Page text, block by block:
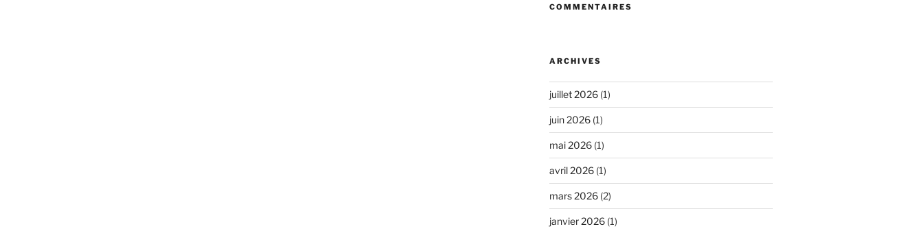
COMMENTAIRES
ARCHIVES
juillet 2026(1)
juin 2026(1)
mai 2026(1)
avril 2026(1)
mars 2026(2)
janvier 2026(1)